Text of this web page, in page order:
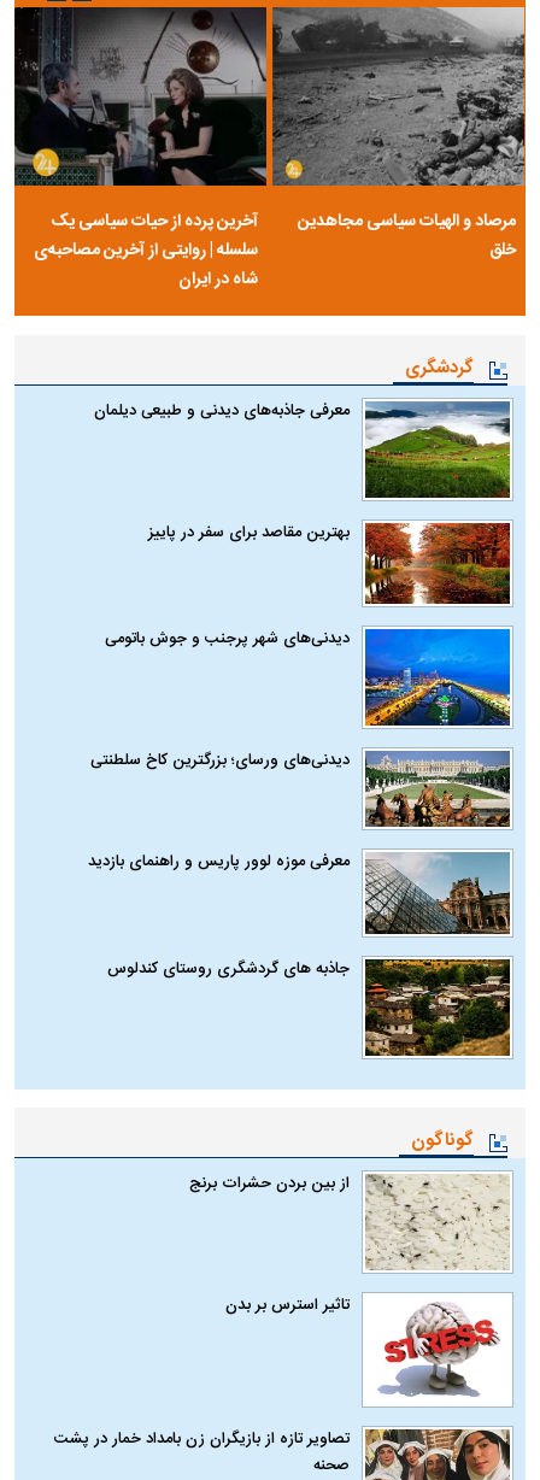
مرصاد و الهیات سیاسی مجاهدین
خلق
آخرین پرده از حیات سیاسی یک
سلسله | روایتی از آخرین مصاحبه‌ی
شاه در ایران
گردشگری
معرفی جاذبه‌های دیدنی و طبیعی دیلمان
بهترین مقاصد برای سفر در پاییز
دیدنی‌های شهر پرجنب و جوش باتومی
دیدنی‌های ورسای؛ بزرگترین کاخ سلطنتی
معرفی موزه لوور پاریس و راهنمای بازدید
جاذبه های گردشگری روستای کندلوس
گوناگون
از بین بردن حشرات برنج
تاثیر استرس بر بدن
تصاویر تازه از بازیگران زن بامداد خمار در پشت
صحنه